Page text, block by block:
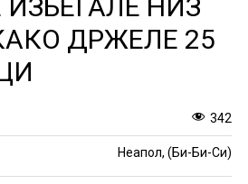
НИЗ
ДРЖЕЛЕ 25
342
Неапол, (Би-Би-Си)